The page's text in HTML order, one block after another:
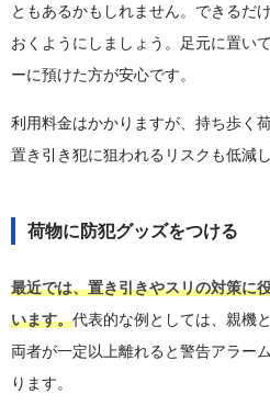
ともあるかもしれません。できるだ
おくようにしましょう。足元に置い
ーに預けた方が安心です。
利用料金はかかりますが、持ち歩く
置き引き犯に狙われるリスクも低減し
荷物に防犯グッズをつける
最近では、置き引きやスリの対策に
います。代表的な例としては、親機
両者が一定以上離れると警告アラー
ります。